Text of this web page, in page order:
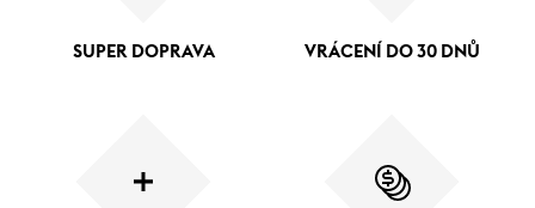
SUPER DOPRAVA VRÁCENÍ DO 30 DNŮ